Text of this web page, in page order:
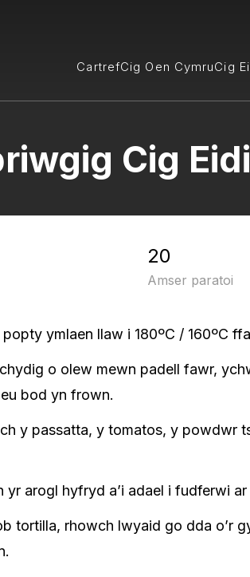
CartrefCig Oen CymruCig
Cig
20
Amser paratoi
ymlaen llaw i 180ºC / 160ºC
o olew mewn padell fawr,
bod yn frown.
y passatta, y tomatos, y powdwr
yr arogl hyfryd a’i adael i fudferwi
tortilla, rhowch lwyaid go dda o’r